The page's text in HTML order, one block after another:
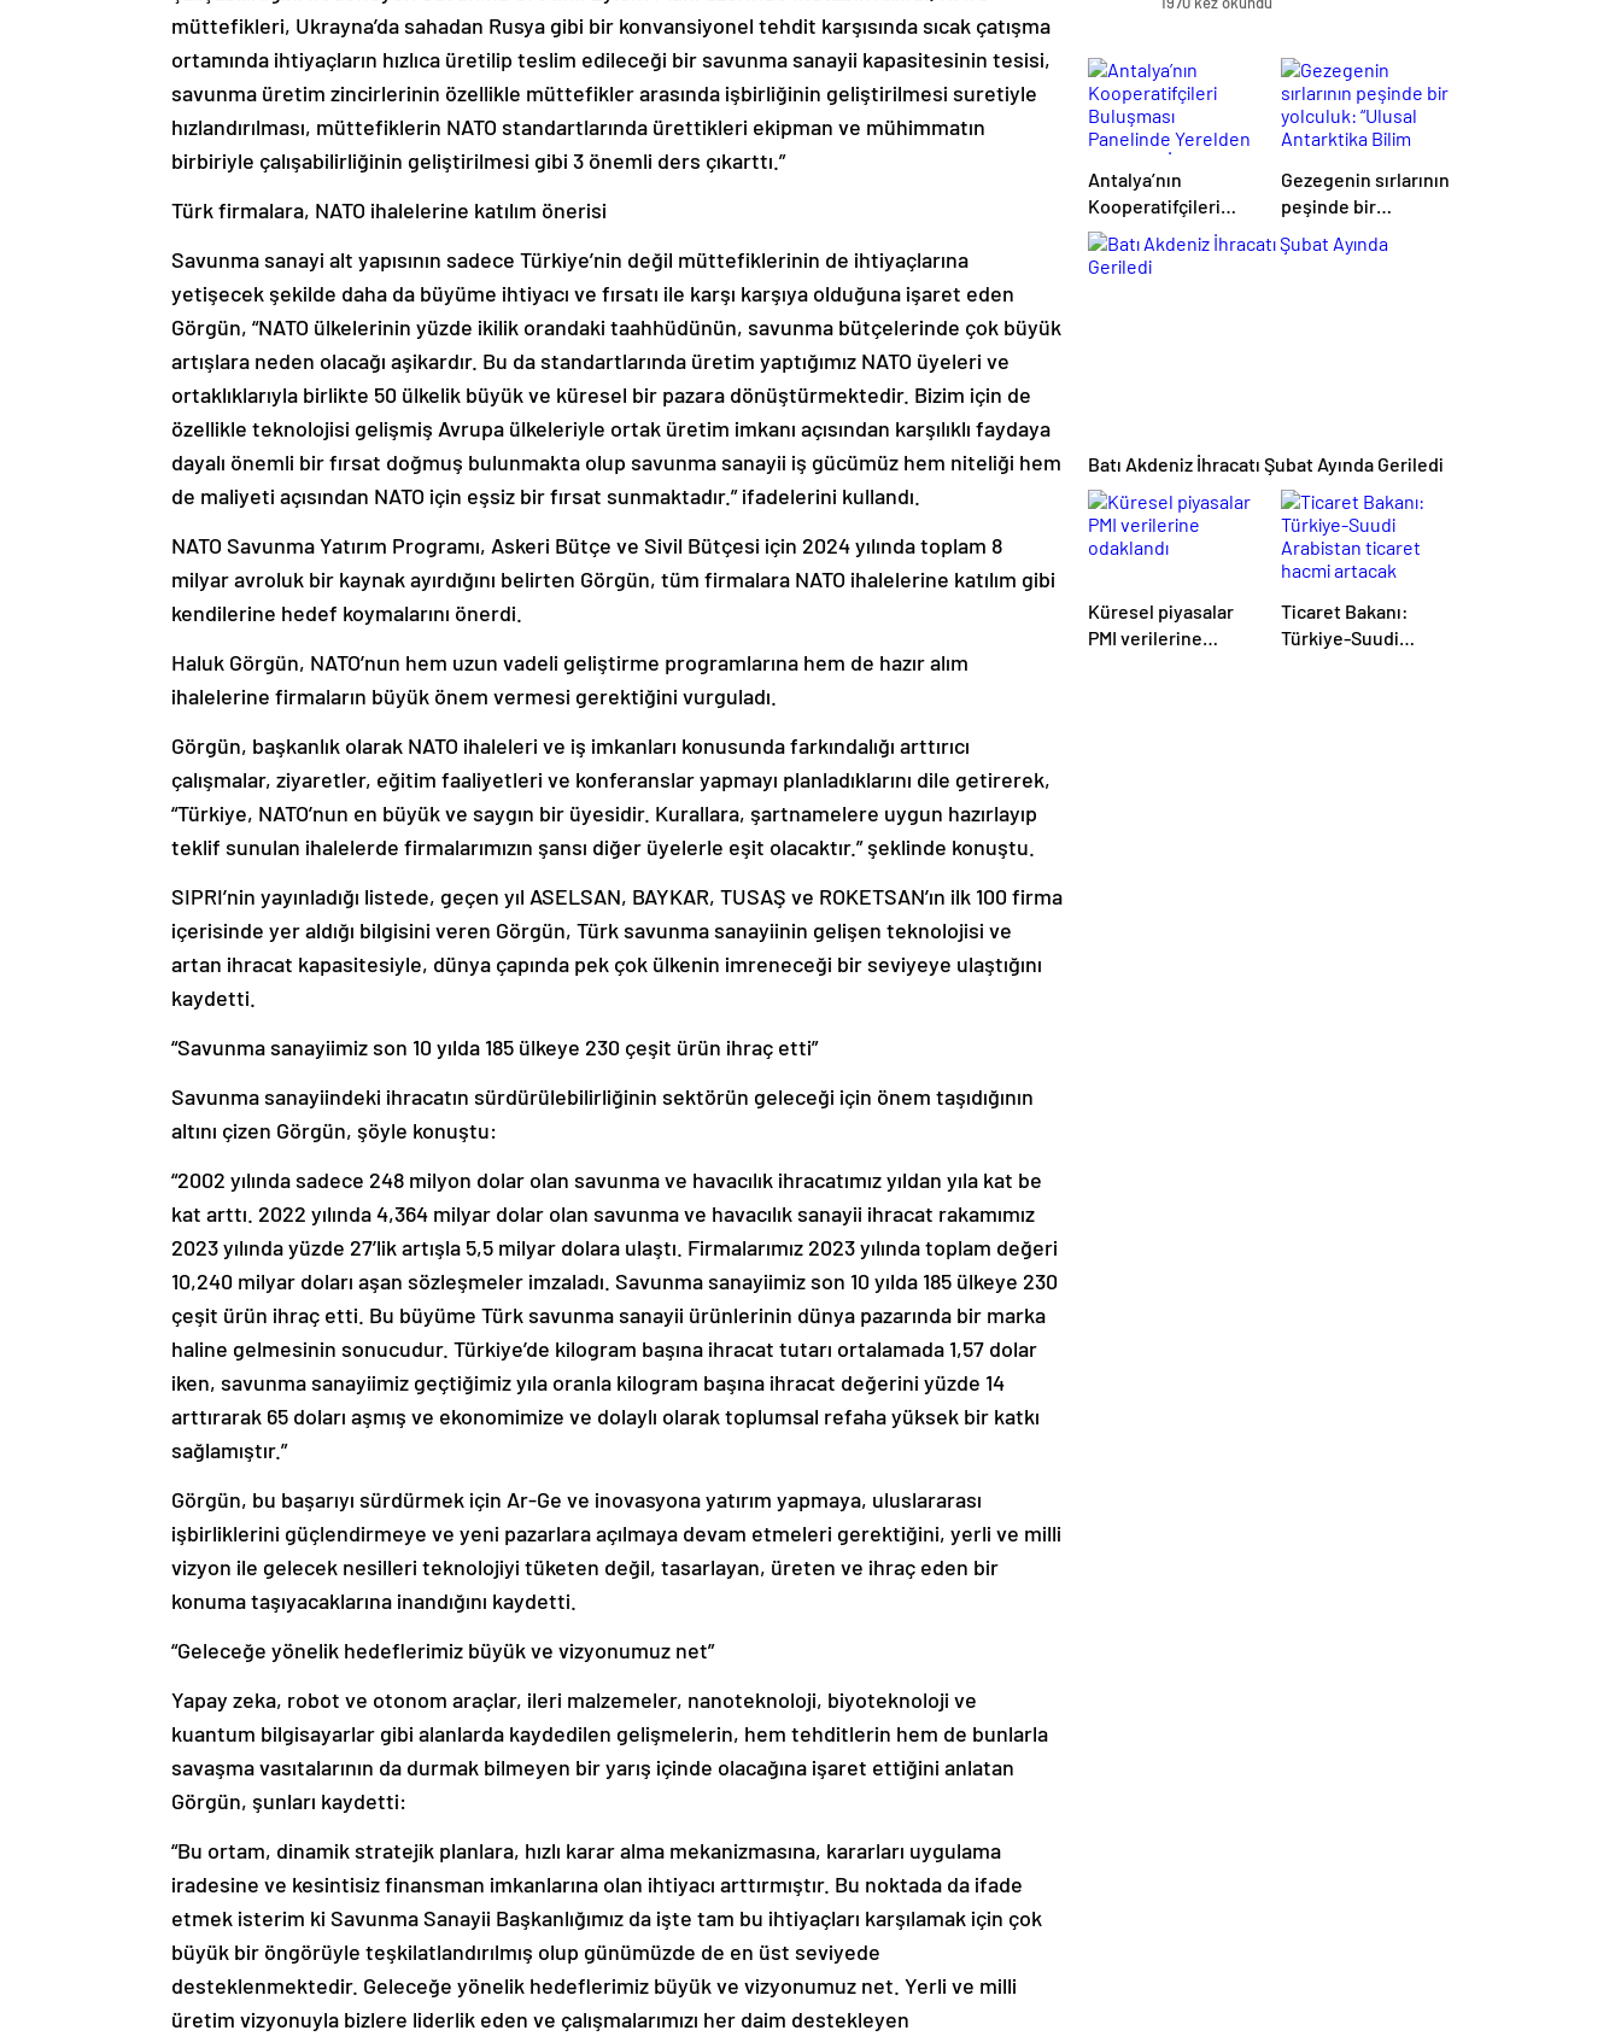
müttefikleri, Ukrayna’da sahadan Rusya gibi bir konvansiyonel tehdit karşısında sıcak çatışma
ortamında ihtiyaçların hızlıca üretilip teslim edileceği bir savunma sanayii kapasitesinin tesisi,
savunma üretim zincirlerinin özellikle müttefikler arasında işbirliğinin geliştirilmesi suretiyle
hızlandırılması, müttefiklerin NATO standartlarında ürettikleri ekipman ve mühimmatın
birbiriyle çalışabilirliğinin geliştirilmesi gibi 3 önemli ders çıkarttı.”
Türk firmalara, NATO ihalelerine katılım önerisi
Savunma sanayi alt yapısının sadece Türkiye’nin değil müttefiklerinin de ihtiyaçlarına
yetişecek şekilde daha da büyüme ihtiyacı ve fırsatı ile karşı karşıya olduğuna işaret eden
Görgün, “NATO ülkelerinin yüzde ikilik orandaki taahhüdünün, savunma bütçelerinde çok büyük
artışlara neden olacağı aşikardır. Bu da standartlarında üretim yaptığımız NATO üyeleri ve
ortaklıklarıyla birlikte 50 ülkelik büyük ve küresel bir pazara dönüştürmektedir. Bizim için de
özellikle teknolojisi gelişmiş Avrupa ülkeleriyle ortak üretim imkanı açısından karşılıklı faydaya
dayalı önemli bir fırsat doğmuş bulunmakta olup savunma sanayii iş gücümüz hem niteliği hem
de maliyeti açısından NATO için eşsiz bir fırsat sunmaktadır.” ifadelerini kullandı.
NATO Savunma Yatırım Programı, Askeri Bütçe ve Sivil Bütçesi için 2024 yılında toplam 8
milyar avroluk bir kaynak ayırdığını belirten Görgün, tüm firmalara NATO ihalelerine katılım gibi
kendilerine hedef koymalarını önerdi.
Haluk Görgün, NATO’nun hem uzun vadeli geliştirme programlarına hem de hazır alım
ihalelerine firmaların büyük önem vermesi gerektiğini vurguladı.
Görgün, başkanlık olarak NATO ihaleleri ve iş imkanları konusunda farkındalığı arttırıcı
çalışmalar, ziyaretler, eğitim faaliyetleri ve konferanslar yapmayı planladıklarını dile getirerek,
“Türkiye, NATO’nun en büyük ve saygın bir üyesidir. Kurallara, şartnamelere uygun hazırlayıp
teklif sunulan ihalelerde firmalarımızın şansı diğer üyelerle eşit olacaktır.” şeklinde konuştu.
SIPRI’nin yayınladığı listede, geçen yıl ASELSAN, BAYKAR, TUSAŞ ve ROKETSAN’ın ilk 100 firma
içerisinde yer aldığı bilgisini veren Görgün, Türk savunma sanayiinin gelişen teknolojisi ve
artan ihracat kapasitesiyle, dünya çapında pek çok ülkenin imreneceği bir seviyeye ulaştığını
kaydetti.
“Savunma sanayiimiz son 10 yılda 185 ülkeye 230 çeşit ürün ihraç etti”
Savunma sanayiindeki ihracatın sürdürülebilirliğinin sektörün geleceği için önem taşıdığının
altını çizen Görgün, şöyle konuştu:
“2002 yılında sadece 248 milyon dolar olan savunma ve havacılık ihracatımız yıldan yıla kat be
kat arttı. 2022 yılında 4,364 milyar dolar olan savunma ve havacılık sanayii ihracat rakamımız
2023 yılında yüzde 27’lik artışla 5,5 milyar dolara ulaştı. Firmalarımız 2023 yılında toplam değeri
10,240 milyar doları aşan sözleşmeler imzaladı. Savunma sanayiimiz son 10 yılda 185 ülkeye 230
çeşit ürün ihraç etti. Bu büyüme Türk savunma sanayii ürünlerinin dünya pazarında bir marka
haline gelmesinin sonucudur. Türkiye’de kilogram başına ihracat tutarı ortalamada 1,57 dolar
iken, savunma sanayiimiz geçtiğimiz yıla oranla kilogram başına ihracat değerini yüzde 14
arttırarak 65 doları aşmış ve ekonomimize ve dolaylı olarak toplumsal refaha yüksek bir katkı
sağlamıştır.”
Görgün, bu başarıyı sürdürmek için Ar-Ge ve inovasyona yatırım yapmaya, uluslararası
işbirliklerini güçlendirmeye ve yeni pazarlara açılmaya devam etmeleri gerektiğini, yerli ve milli
vizyon ile gelecek nesilleri teknolojiyi tüketen değil, tasarlayan, üreten ve ihraç eden bir
konuma taşıyacaklarına inandığını kaydetti.
“Geleceğe yönelik hedeflerimiz büyük ve vizyonumuz net”
Yapay zeka, robot ve otonom araçlar, ileri malzemeler, nanoteknoloji, biyoteknoloji ve
kuantum bilgisayarlar gibi alanlarda kaydedilen gelişmelerin, hem tehditlerin hem de bunlarla
savaşma vasıtalarının da durmak bilmeyen bir yarış içinde olacağına işaret ettiğini anlatan
Görgün, şunları kaydetti:
“Bu ortam, dinamik stratejik planlara, hızlı karar alma mekanizmasına, kararları uygulama
iradesine ve kesintisiz finansman imkanlarına olan ihtiyacı arttırmıştır. Bu noktada da ifade
etmek isterim ki Savunma Sanayii Başkanlığımız da işte tam bu ihtiyaçları karşılamak için çok
büyük bir öngörüyle teşkilatlandırılmış olup günümüzde de en üst seviyede
desteklenmektedir. Geleceğe yönelik hedeflerimiz büyük ve vizyonumuz net. Yerli ve milli
üretim vizyonuyla bizlere liderlik eden ve çalışmalarımızı her daim destekleyen
Antalya’nın
Kooperatifçileri
Buluşması
Panelinde Yerelden
Gezegenin sırlarının
peşinde bir
yolculuk: “Ulusal
Antarktika Bilim
Batı Akdeniz İhracatı Şubat Ayında Geriledi
Küresel piyasalar
PMI verilerine
Ticaret Bakanı:
Türkiye-Suudi